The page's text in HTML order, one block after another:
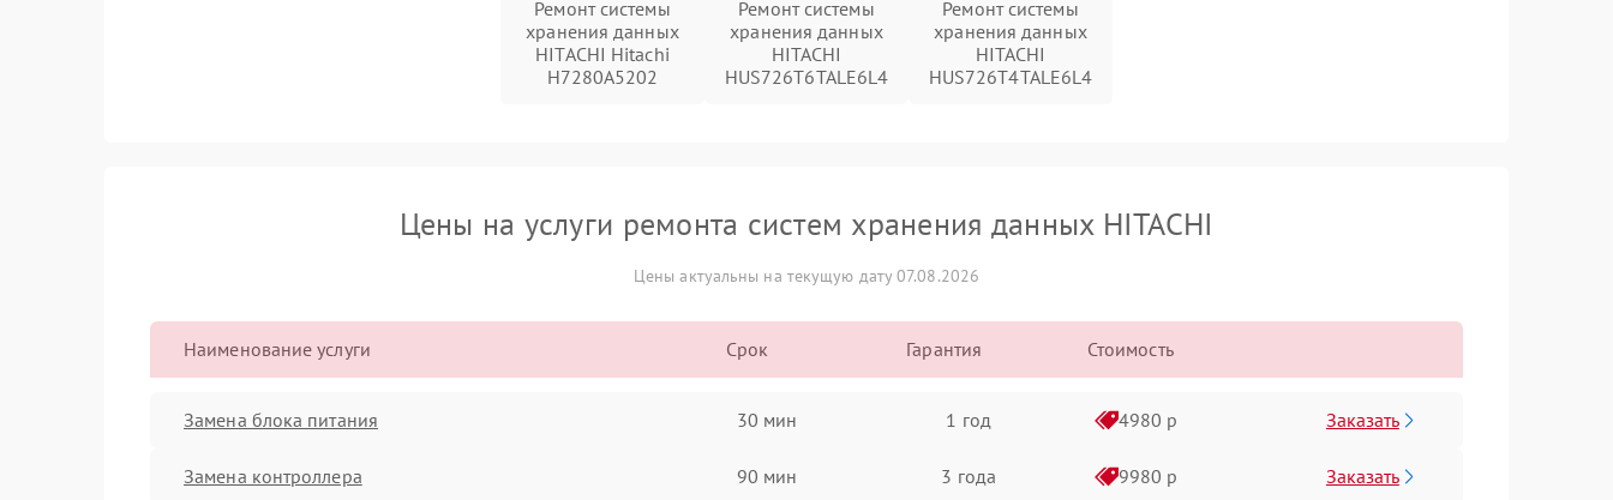
Ремонт системы
хранения данных
HITACHI Hitachi
H7280A5202
Ремонт системы
хранения данных
HITACHI
HUS726T6TALE6L4
Ремонт системы
хранения данных
HITACHI
HUS726T4TALE6L4
Цены на услуги ремонта систем хранения данных HITACHI
Цены актуальны на текущую дату 07.08.2026
Наименование услуги Срок Гарантия Стоимость
Замена блока питания 30 мин 1 год 4980 р Заказать
Замена контроллера 90 мин 3 года 9980 р Заказать